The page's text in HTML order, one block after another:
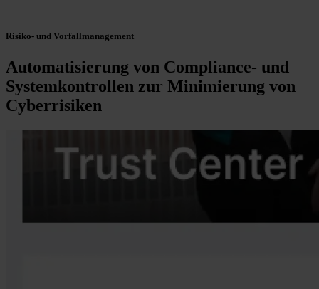
Risiko- und Vorfallmanagement
Automatisierung von Compliance- und
Systemkontrollen zur Minimierung von
Cyberrisiken